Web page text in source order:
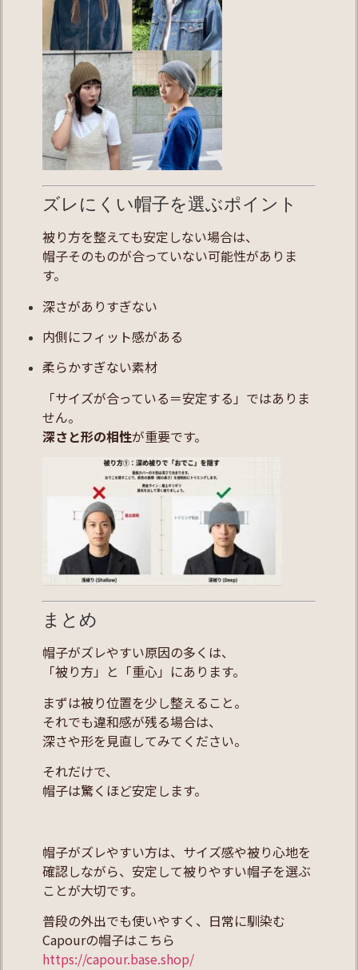
ズレにくい帽子を選ぶポイント
被り方を整えても安定しない場合は、
帽子そのものが合っていない可能性がありま
す。
深さがありすぎない
内側にフィット感がある
柔らかすぎない素材
「サイズが合っている＝安定する」ではありま
せん。
深さと形の相性が重要です。
まとめ
帽子がズレやすい原因の多くは、
「被り方」と「重心」にあります。
まずは被り位置を少し整えること。
それでも違和感が残る場合は、
深さや形を見直してみてください。
それだけで、
帽子は驚くほど安定します。
帽子がズレやすい方は、サイズ感や被り心地を
確認しながら、安定して被りやすい帽子を選ぶ
ことが大切です。
普段の外出でも使いやすく、日常に馴染む
Capourの帽子はこちら
https://capour.base.shop/